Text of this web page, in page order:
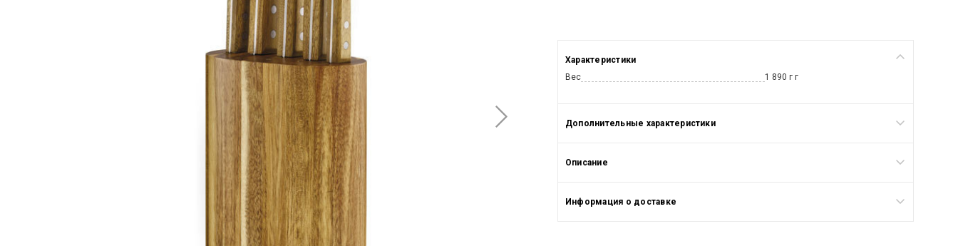
Характеристики
Вес
1 890 г г
Дополнительные характеристики
Описание
Информация о доставке